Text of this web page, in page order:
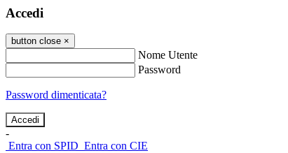
Accedi
button close ×
Nome Utente
Password
Password dimenticata?
-
Entra con SPID Entra con CIE